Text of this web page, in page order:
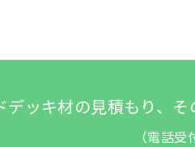
デッキ材の見積もり、
（電話